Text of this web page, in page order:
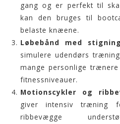
gang og er perfekt til
kan den bruges til
belaste knæene.
Løbebånd med stigning
simulere udendørs
mange personlige
fitnessniveauer.
Motionscykler og
giver intensiv træning
ribbevægge